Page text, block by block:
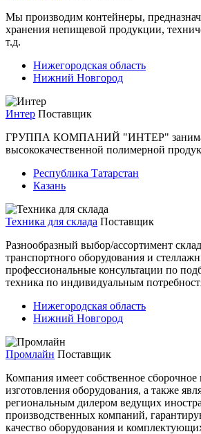
Мы производим контейнеры,
хранения непищевой продукции,
т.д.
Нижегородская область
Нижний Новгород
Интер Поставщик
ГРУППА КОМПАНИЙ "ИНТЕР"
высококачественной полимерной
Республика Татарстан
Казань
Техника для склада Поставщик
Разнообразный выбор/ассортимент
транспортного оборудования и
профессиональные консультации по
техника по индивидуальным
Нижегородская область
Нижний Новгород
Промлайн Поставщик
Компания имеет собственное сборочное
изготовления оборудования, а также
региональным дилером ведущих
производственных компаний,
качество оборудования и